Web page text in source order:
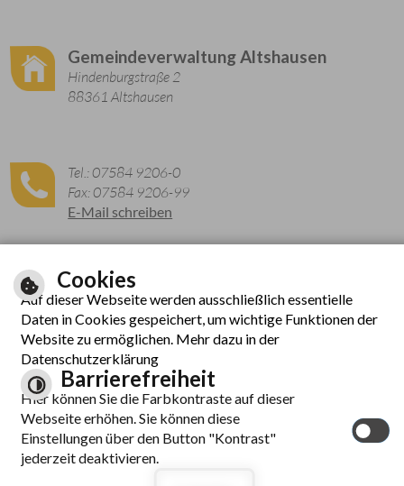
Gemeindeverwaltung Altshausen
Hindenburgstraße 2
88361 Altshausen
Tel.: 07584 9206-0
Fax: 07584 9206-99
E-Mail schreiben
Zu den aktuellen Öffnungszeiten
© cm city media GmbH
Inhalt| Hilfe |
Barrierefreiheit
Cookies
Auf dieser Webseite werden ausschließlich essentielle
Daten in Cookies gespeichert, um wichtige Funktionen der
Website zu ermöglichen. Mehr dazu in der
Datenschutzerklärung
Barrierefreiheit
Hier können Sie die Farbkontraste auf dieser
Webseite erhöhen. Sie können diese
Einstellungen über den Button "Kontrast"
jederzeit deaktivieren.